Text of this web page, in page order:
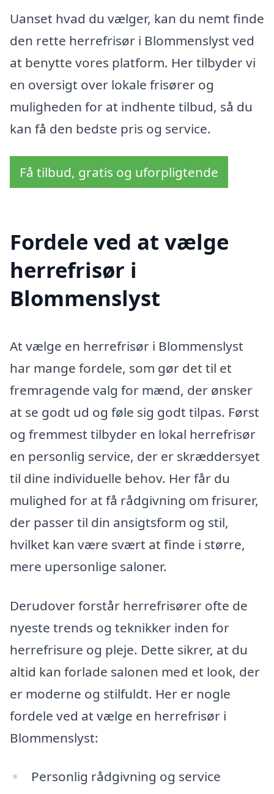
Uanset hvad du vælger, kan du nemt finde
den rette herrefrisør i Blommenslyst ved
at benytte vores platform. Her tilbyder vi
en oversigt over lokale frisører og
muligheden for at indhente tilbud, så du
kan få den bedste pris og service.
Få tilbud, gratis og uforpligtende
Fordele ved at vælge
herrefrisør i
Blommenslyst
At vælge en herrefrisør i Blommenslyst
har mange fordele, som gør det til et
fremragende valg for mænd, der ønsker
at se godt ud og føle sig godt tilpas. Først
og fremmest tilbyder en lokal herrefrisør
en personlig service, der er skræddersyet
til dine individuelle behov. Her får du
mulighed for at få rådgivning om frisurer,
der passer til din ansigtsform og stil,
hvilket kan være svært at finde i større,
mere upersonlige saloner.
Derudover forstår herrefrisører ofte de
nyeste trends og teknikker inden for
herrefrisure og pleje. Dette sikrer, at du
altid kan forlade salonen med et look, der
er moderne og stilfuldt. Her er nogle
fordele ved at vælge en herrefrisør i
Blommenslyst:
Personlig rådgivning og service